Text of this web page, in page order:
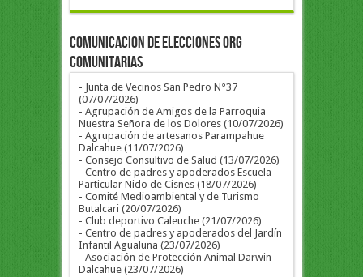
COMUNICACION DE ELECCIONES ORG
COMUNITARIAS
- Junta de Vecinos San Pedro N°37
(07/07/2026)
- Agrupación de Amigos de la Parroquia
Nuestra Señora de los Dolores (10/07/2026)
- Agrupación de artesanos Parampahue
Dalcahue (11/07/2026)
- Consejo Consultivo de Salud (13/07/2026)
- Centro de padres y apoderados Escuela
Particular Nido de Cisnes (18/07/2026)
- Comité Medioambiental y de Turismo
Butalcari (20/07/2026)
- Club deportivo Caleuche (21/07/2026)
- Centro de padres y apoderados del Jardín
Infantil Agualuna (23/07/2026)
- Asociación de Protección Animal Darwin
Dalcahue (23/07/2026)